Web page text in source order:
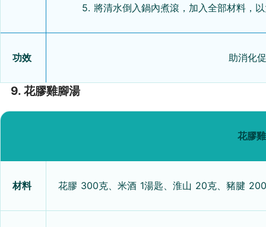
5. 將清水倒入鍋內煮滾，加入全部材料，
功效 助消化
9. 花膠雞腳湯
花膠
材料 花膠 300克、米酒 1湯匙、淮山 20克、豬腱